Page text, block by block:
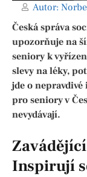
Autor:
Česká správa
upozorňuje na
seniory k
slevy na léky,
jde o
pro seniory v
nevydávají.
Inspirují